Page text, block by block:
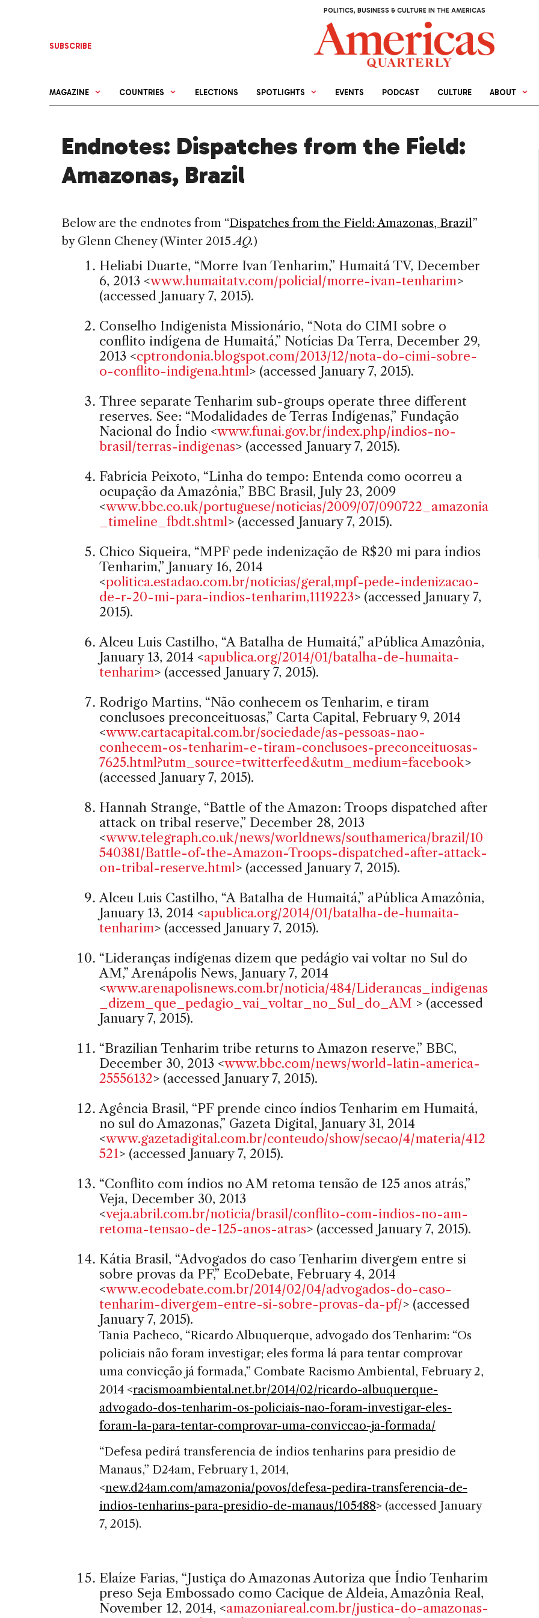
POLITICS, BUSINESS & CULTURE IN THE AMERICAS
SUBSCRIBE
MAGAZINE COUNTRIES ELECTIONS SPOTLIGHTS EVENTS PODCAST CULTURE ABOUT
Endnotes: Dispatches from the Field:
Amazonas, Brazil
Below are the endnotes from “Dispatches from the Field: Amazonas, Brazil”
by Glenn Cheney (Winter 2015AQ.)
Heliabi Duarte, “Morre Ivan Tenharim,” Humaitá TV, December
6, 2013 <www.humaitatv.com/policial/morre-ivan-tenharim>
(accessed January 7, 2015).
Conselho Indigenista Missionário, “Nota do CIMI sobre o
conflito indígena de Humaitá,” Notícias Da Terra, December 29,
2013 <cptrondonia.blogspot.com/2013/12/nota-do-cimi-sobre-
o-conflito-indigena.html> (accessed January 7, 2015).
Three separate Tenharim sub-groups operate three different
reserves. See: “Modalidades de Terras Indígenas,” Fundação
Nacional do Índio <www.funai.gov.br/index.php/indios-no-
brasil/terras-indigenas> (accessed January 7, 2015).
Fabrícia Peixoto, “Linha do tempo: Entenda como ocorreu a
ocupação da Amazônia,” BBC Brasil, July 23, 2009
<www.bbc.co.uk/portuguese/noticias/2009/07/090722_amazonia
_timeline_fbdt.shtml> (accessed January 7, 2015).
Chico Siqueira, “MPF pede indenização de R$20 mi para índios
Tenharim,” January 16, 2014
<politica.estadao.com.br/noticias/geral,mpf-pede-indenizacao-
de-r-20-mi-para-indios-tenharim,1119223> (accessed January 7,
2015).
Alceu Luis Castilho, “A Batalha de Humaitá,” aPública Amazônia,
January 13, 2014 <apublica.org/2014/01/batalha-de-humaita-
tenharim> (accessed January 7, 2015).
Rodrigo Martins, “Não conhecem os Tenharim, e tiram
conclusoes preconceituosas,” Carta Capital, February 9, 2014
<www.cartacapital.com.br/sociedade/as-pessoas-nao-
conhecem-os-tenharim-e-tiram-conclusoes-preconceituosas-
7625.html?utm_source=twitterfeed&utm_medium=facebook>
(accessed January 7, 2015).
Hannah Strange, “Battle of the Amazon: Troops dispatched after
attack on tribal reserve,” December 28, 2013
<www.telegraph.co.uk/news/worldnews/southamerica/brazil/10
540381/Battle-of-the-Amazon-Troops-dispatched-after-attack-
on-tribal-reserve.html> (accessed January 7, 2015).
Alceu Luis Castilho, “A Batalha de Humaitá,” aPública Amazônia,
January 13, 2014 <apublica.org/2014/01/batalha-de-humaita-
tenharim> (accessed January 7, 2015).
“Lideranças indígenas dizem que pedágio vai voltar no Sul do
AM,” Arenápolis News, January 7, 2014
<www.arenapolisnews.com.br/noticia/484/Liderancas_indigenas
_dizem_que_pedagio_vai_voltar_no_Sul_do_AM > (accessed
January 7, 2015).
“Brazilian Tenharim tribe returns to Amazon reserve,” BBC,
December 30, 2013 <www.bbc.com/news/world-latin-america-
25556132> (accessed January 7, 2015).
Agência Brasil, “PF prende cinco índios Tenharim em Humaitá,
no sul do Amazonas,” Gazeta Digital, January 31, 2014
<www.gazetadigital.com.br/conteudo/show/secao/4/materia/412
521> (accessed January 7, 2015).
“Conflito com índios no AM retoma tensão de 125 anos atrás,”
Veja, December 30, 2013
<veja.abril.com.br/noticia/brasil/conflito-com-indios-no-am-
retoma-tensao-de-125-anos-atras> (accessed January 7, 2015).
Kátia Brasil, “Advogados do caso Tenharim divergem entre si
sobre provas da PF,” EcoDebate, February 4, 2014
<www.ecodebate.com.br/2014/02/04/advogados-do-caso-
tenharim-divergem-entre-si-sobre-provas-da-pf/> (accessed
January 7, 2015).
Tania Pacheco, “Ricardo Albuquerque, advogado dos Tenharim: “Os
policiais não foram investigar; eles forma lá para tentar comprovar
uma convicção já formada,” Combate Racismo Ambiental, February 2,
2014 <racismoambiental.net.br/2014/02/ricardo-albuquerque-
advogado-dos-tenharim-os-policiais-nao-foram-investigar-eles-
foram-la-para-tentar-comprovar-uma-conviccao-ja-formada/
“Defesa pedirá transferencia de índios tenharins para presidio de
Manaus,” D24am, February 1, 2014,
<new.d24am.com/amazonia/povos/defesa-pedira-transferencia-de-
indios-tenharins-para-presidio-de-manaus/105488> (accessed January
7, 2015).
Elaíze Farias, “Justiça do Amazonas Autoriza que Índio Tenharim
preso Seja Embossado como Cacique de Aldeia, Amazônia Real,
November 12, 2014, <amazoniareal.com.br/justica-do-amazonas-